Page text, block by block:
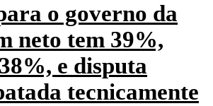
o governo da
neto tem 39%,
e disputa
tecnicamente